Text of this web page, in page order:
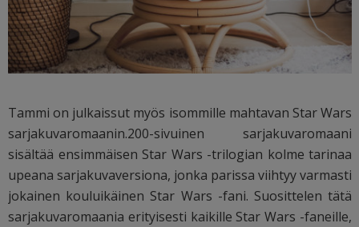
Tammi on julkaissut myös isommille mahtavan Star Wars
sarjakuvaromaanin.200-sivuinen sarjakuvaromaani
sisältää ensimmäisen Star Wars -trilogian kolme tarinaa
upeana sarjakuvaversiona, jonka parissa viihtyy varmasti
jokainen kouluikäinen Star Wars -fani. Suosittelen tätä
sarjakuvaromaania erityisesti kaikille Star Wars -faneille,